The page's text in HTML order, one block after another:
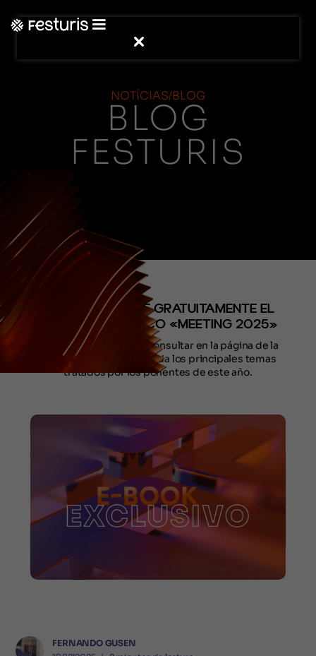
NOTÍCIAS/BLOG
BLOG
FESTURIS
(NOTICIAS)
FESTURIS OFRECE GRATUITAMENTE EL
LIBRO ELECTRÓNICO «MEETING 2025»
El contenido se puede consultar en la página de la
reunión. El material aborda los principales temas
tratados por los ponentes de este año.
FERNANDO GUSEN